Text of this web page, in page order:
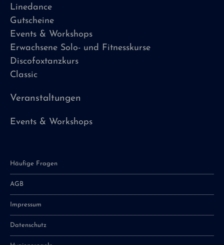
Linedance
Gutscheine
Events & Workshops
Erwachsene Solo- und Fitnesskurse
Discofoxtanzkurs
Classic
Veranstaltungen
Events & Workshops
Häufige Fragen
AGB
Impressum
Datenschutz